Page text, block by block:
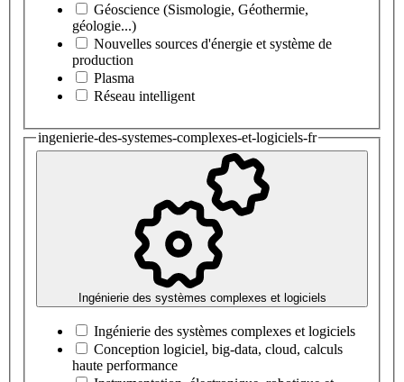
Géoscience (Sismologie, Géothermie,
géologie...)
Nouvelles sources d'énergie et système de
production
Plasma
Réseau intelligent
ingenierie-des-systemes-complexes-et-logiciels-fr
Ingénierie des systèmes complexes et logiciels
Ingénierie des systèmes complexes et logiciels
Conception logiciel, big-data, cloud, calculs
haute performance